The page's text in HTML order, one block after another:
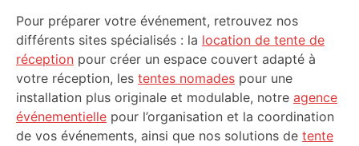
Pour préparer votre événement, retrouvez nos
différents sites spécialisés : la location de tente de
réception pour créer un espace couvert adapté à
votre réception, les tentes nomades pour une
installation plus originale et modulable, notre agence
événementielle pour l’organisation et la coordination
de vos événements, ainsi que nos solutions de tente